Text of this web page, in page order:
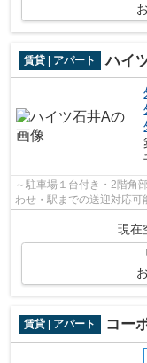
賃貸 | アパート ハイ
～駐車場１台付き・2階
わせ・駅までの送迎対応可
現在
賃貸 | アパート コー